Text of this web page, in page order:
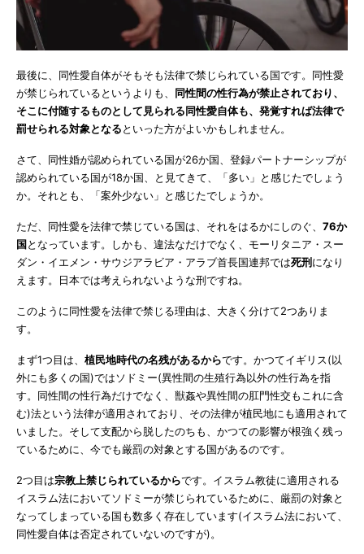
最後に、同性愛自体がそもそも法律で禁じられている国です。同性愛
が禁じられているというよりも、 同性間の性行為が禁止されており、
そこに付随するものとして見られる同性愛自体も、発覚すれば法律で
罰せられる対象となるといった方がよいかもしれません。
さて、同性婚が認められている国が26か国、登録パートナーシップが
認められている国が18か国、と見てきて、「多い」と感じたでしょう
か。それとも、「案外少ない」と感じたでしょうか。
ただ、同性愛を法律で禁じている国は、それをはるかにしのぐ、 76か
国となっています。しかも、違法なだけでなく、モーリタニア・スー
ダン・イエメン・サウジアラビア・アラブ首長国連邦では死刑になり
えます。日本では考えられないような刑ですね。
このように同性愛を法律で禁じる理由は、大きく分けて2つありま
す。
まず1つ目は、 植民地時代の名残があるからです。かつてイギリス(以
外にも多くの国)ではソドミー(異性間の生殖行為以外の性行為を指
す。同性間の性行為だけでなく、獣姦や異性間の肛門性交もこれに含
む)法という法律が適用されており、その法律が植民地にも適用されて
いました。そして支配から脱したのちも、かつての影響が根強く残っ
ているために、今でも厳罰の対象とする国があるのです。
2つ目は宗教上禁じられているからです。イスラム教徒に適用される
イスラム法においてソドミーが禁じられているために、厳罰の対象と
なってしまっている国も数多く存在しています(イスラム法において、
同性愛自体は否定されていないのですが)。